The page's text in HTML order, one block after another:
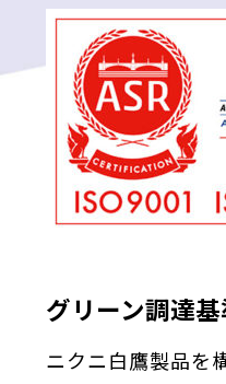
グリーン調達
ニクニ白鷹製品を